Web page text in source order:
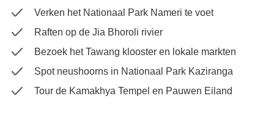
Verken het Nationaal Park Nameri te voet
Raften op de Jia Bhoroli rivier
Bezoek het Tawang klooster en lokale markten
Spot neushoorns in Nationaal Park Kaziranga
Tour de Kamakhya Tempel en Pauwen Eiland